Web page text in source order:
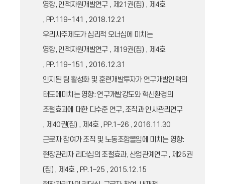
영향, 인적자원개발연구 , 제21권(집) , 제4호
, PP.119~141 , 2018.12.21
우리사주제도가 심리적 오너십에 미치는
영향, 인적자원개발연구 , 제19권(집) , 제4호
, PP.119~151 , 2016.12.31
인지된 팀 활성화 및 훈련개발투자가 연구개발인력의
태도에미치는 영향: 연구개발강도와 혁신환경의
조절효과에 대한 다수준 연구, 조직과 인사관리연구
, 제40권(집) , 제4호 , PP.1~26 , 2016.11.30
근로자 참여가 조직 및 노동조합몰입에 미치는 영향:
현장관리자 리더십의 조절효과, 산업관계연구 , 제25권
(집) , 제4호 , PP.1~25 , 2015.12.15